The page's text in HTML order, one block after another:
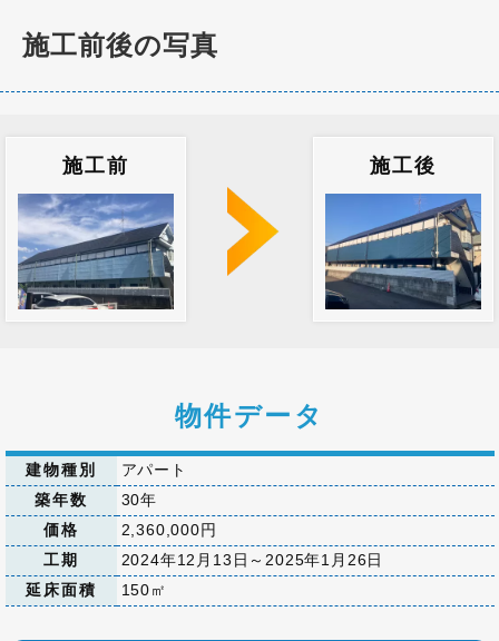
施工前後の写真
施工前 施工後
物件データ
建物種別
アパート
築年数
30年
価格
2,360,000円
工期
2024年12月13日～2025年1月26日
延床面積
150㎡